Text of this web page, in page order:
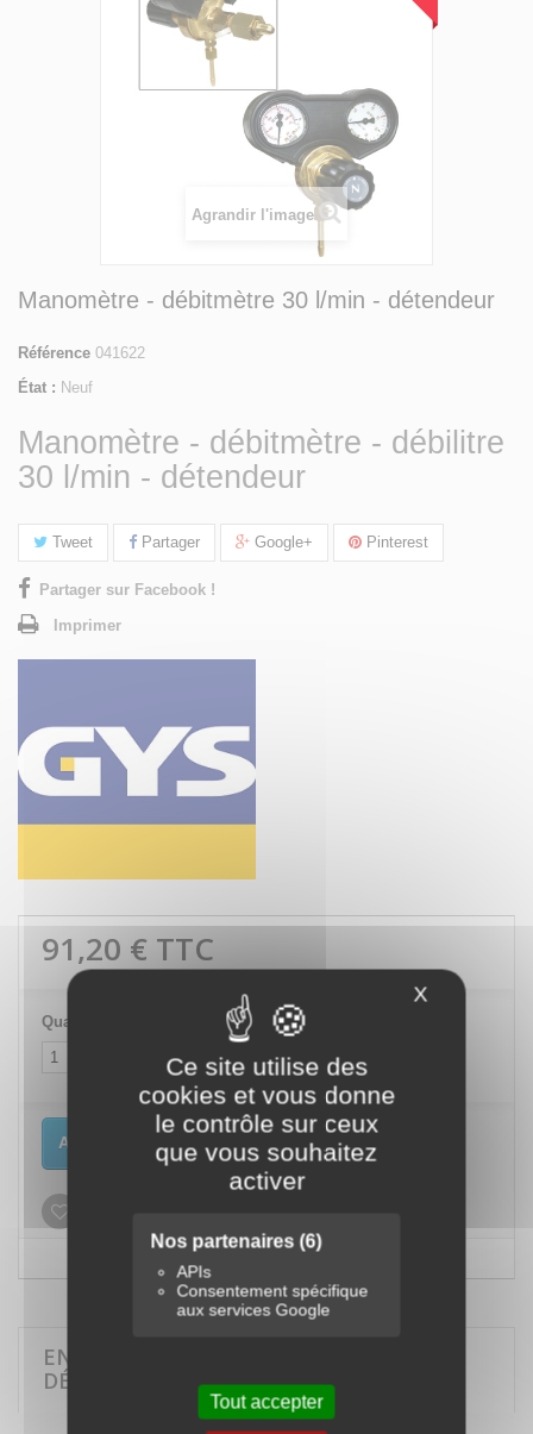
Ce site utilise des
cookies et vous donne
le contrôle sur ceux
que vous souhaitez
activer
Nos partenaires (6)
APIs
Consentement spécifique
aux services Google
Tout accepter
X Masquer
Agrandir l'image
Manomètre - débitmètre 30 l/min - détendeur
Référence 041622
État : Neuf
Manomètre - débitmètre - débilitre
30 l/min - détendeur
Tweet Partager Google+ Pinterest
Partager sur Facebook !
Imprimer
91,20 € TTC
Quantité
Ajouter au panier
EN SAVOIR PLUS SUR MANOMÈTRE -
DÉBITMÈTRE 30 L/MIN - DÉTENDEUR